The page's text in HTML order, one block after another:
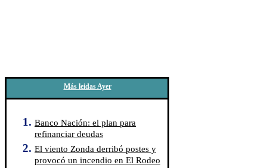
Más leidas Ayer
Banco Nación: el plan para
refinanciar deudas
El viento Zonda derribó postes y
provocó un incendio en El Rodeo